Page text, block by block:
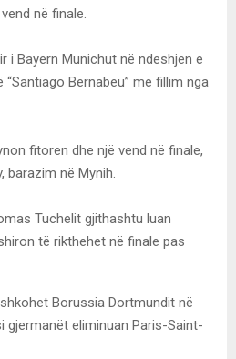
në finale.
i Bayern Munichut në ndeshjen e
Bernabeu” me fillim nga
fitoren dhe një vend në finale,
barazim në Mynih.
Tuchelit gjithashtu luan
të rikthehet në finale pas
Borussia Dortmundit në
gjermanët eliminuan Paris-Saint-